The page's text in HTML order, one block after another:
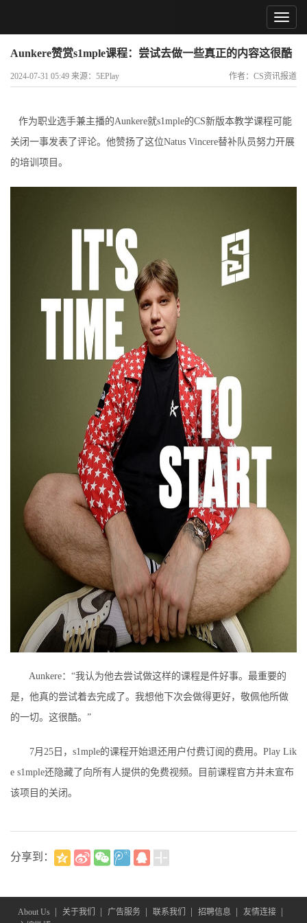
Aunkere赞赏s1mple课程：尝试去做一些真正的内容这很酷
2024-07-31 05:49 来源：5EPlay 作者：CS资讯报道
作为职业选手兼主播的Aunkere就s1mple的CS新版本教学课程可能
关闭一事发表了评论。他赞扬了这位Natus Vincere替补队员努力开展
的培训项目。
Aunkere：“我认为他去尝试做这样的课程是件好事。最重要的
是，他真的尝试着去完成了。我想他下次会做得更好，敬佩他所做
的一切。这很酷。”
7月25日，s1mple的课程开始退还用户付费订阅的费用。Play Lik
e s1mple还隐藏了向所有人提供的免费视频。目前课程官方并未宣布
该项目的关闭。
分享到：
About Us 关于我们 广告服务 联系我们 招聘信息 友情连接